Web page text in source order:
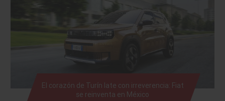
El corazón de Turín late con irreverencia: Fiat
se reinventa en México